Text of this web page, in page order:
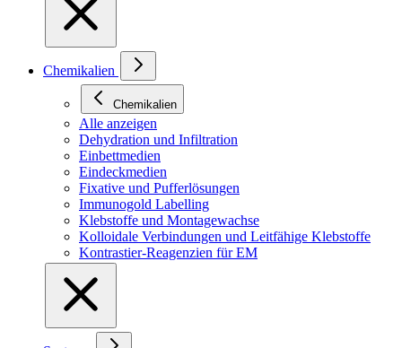
Chemikalien
Chemikalien
Alle anzeigen
Dehydration und Infiltration
Einbettmedien
Eindeckmedien
Fixative und Pufferlösungen
Immunogold Labelling
Klebstoffe und Montagewachse
Kolloidale Verbindungen und Leitfähige Klebstoffe
Kontrastier-Reagenzien für EM